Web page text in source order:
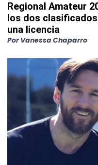
Regional Amateur
los dos
una licencia
Por Vanessa Chaparro